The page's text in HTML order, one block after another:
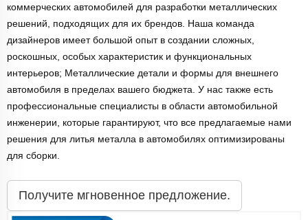
коммерческих автомобилей для разработки металлических
решений, подходящих для их брендов. Наша команда
дизайнеров имеет большой опыт в создании сложных,
роскошных, особых характеристик и функциональных
интерьеров; Металлические детали и формы для внешнего
автомобиля в пределах вашего бюджета. У нас также есть
профессиональные специалисты в области автомобильной
инженерии, которые гарантируют, что все предлагаемые нами
решения для литья металла в автомобилях оптимизированы
для сборки.
Получите мгновенное предложение.